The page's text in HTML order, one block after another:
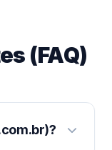
(FAQ)